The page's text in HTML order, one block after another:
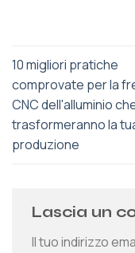
10 migliori pratiche
comprovate per la
CNC dell'alluminio
trasformeranno la
produzione
Lascia un
Il tuo indirizzo